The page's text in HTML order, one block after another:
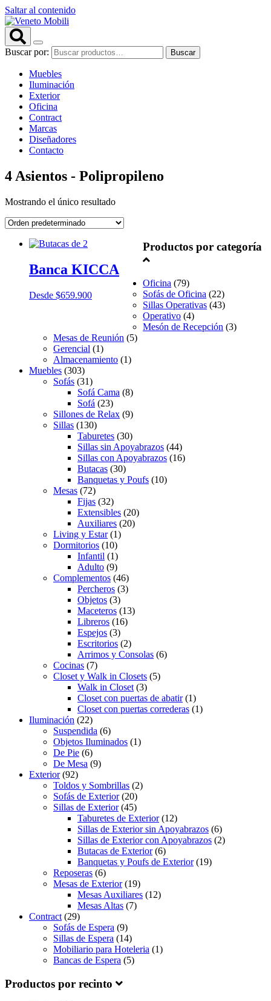
Saltar al contenido
Buscar por: Buscar
Muebles
Iluminación
Exterior
Oficina
Contract
Marcas
Diseñadores
Contacto
4 Asientos - Polipropileno
Mostrando el único resultado
Banca KICCA
Desde $659.900
Productos por categoría
Oficina (79)
Sofás de Oficina (22)
Sillas Operativas (43)
Operativo (4)
Mesón de Recepción (3)
Mesas de Reunión (5)
Gerencial (1)
Almacenamiento (1)
Muebles (303)
Sofás (31)
Sofá Cama (8)
Sofá (23)
Sillones de Relax (9)
Sillas (130)
Taburetes (30)
Sillas sin Apoyabrazos (44)
Sillas con Apoyabrazos (16)
Butacas (30)
Banquetas y Poufs (10)
Mesas (72)
Fijas (32)
Extensibles (20)
Auxiliares (20)
Living y Estar(1)
Dormitorios (10)
Infantil (1)
Adulto (9)
Complementos (46)
Percheros (3)
Objetos (3)
Maceteros (13)
Libreros (16)
Espejos (3)
Escritorios (2)
Arrimos y Consolas (6)
Cocinas (7)
Closet y Walk in Closets (5)
Walk in Closet (3)
Closet con puertas de abatir(1)
Closet con puertas correderas (1)
Iluminación (22)
Suspendida (6)
Objetos Iluminados (1)
De Pie (6)
De Mesa (9)
Exterior(92)
Toldos y Sombrillas (2)
Sofás de Exterior(20)
Sillas de Exterior(45)
Taburetes de Exterior(12)
Sillas de Exterior sin Apoyabrazos (6)
Sillas de Exterior con Apoyabrazos (2)
Butacas de Exterior(6)
Banquetas y Poufs de Exterior(19)
Reposeras (6)
Mesas de Exterior(19)
Mesas Auxiliares (12)
Mesas Altas (7)
Contract (29)
Sofás de Espera (9)
Sillas de Espera (14)
Mobiliario para Hoteleria (1)
Bancas de Espera (5)
Productos por recinto